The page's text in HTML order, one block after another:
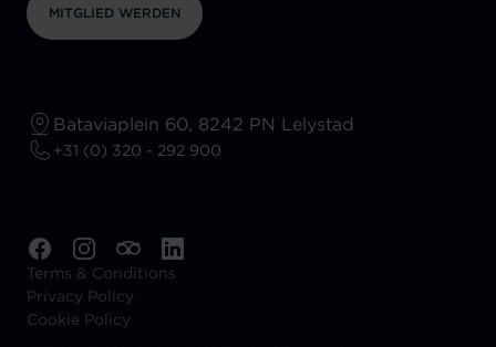
MITGLIED WERDEN
Bataviaplein 60, 8242 PN Lelystad
+31 (0) 320 - 292 900
Terms & Conditions
Privacy Policy
Cookie Policy